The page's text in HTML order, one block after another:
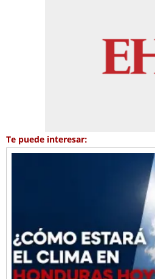
Te puede interesar: